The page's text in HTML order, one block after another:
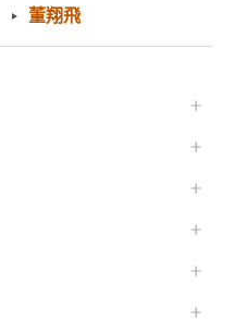
董翔飛